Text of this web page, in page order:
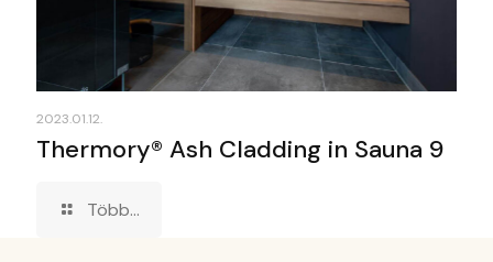
2023.01.12.
Thermory® Ash Cladding in Sauna 9
Több...